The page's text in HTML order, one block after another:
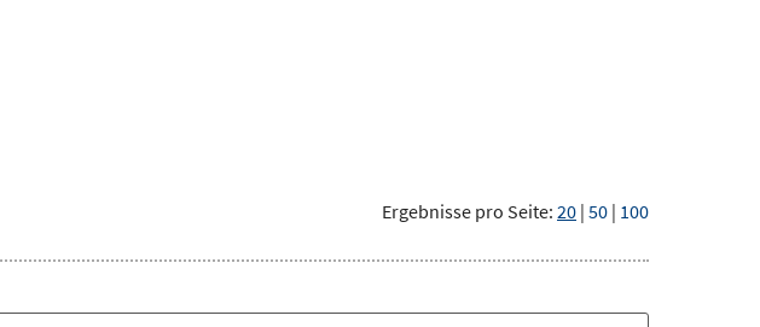
Ergebnisse pro Seite: 20 | 50 | 100